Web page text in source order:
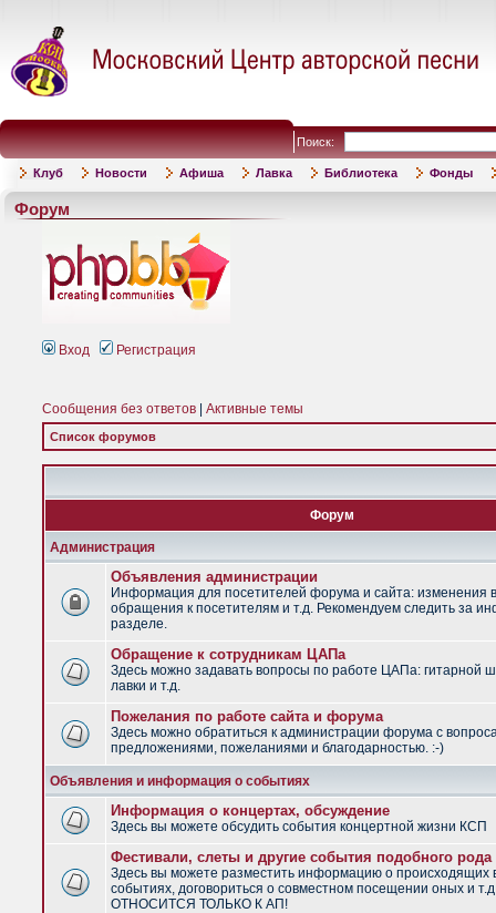
Поиск:
Клуб Новости Афиша Лавка Библиотека Фонды
Форум
Вход Регистрация
Сообщения без ответов Активные темы
Список форумов
Форум
Администрация
Объявления администрации
Информация для посетителей форума и сайта: изменения
обращения к посетителям и т.д. Рекомендуем следить за
разделе.
Обращение к сотрудникам ЦАПа
Здесь можно задавать вопросы по работе ЦАПа: гитарной
лавки и т.д.
Пожелания по работе сайта и форума
Здесь можно обратиться к администрации форума с
предложениями, пожеланиями и благодарностью. :-)
Объявления и информация о событиях
Информация о концертах, обсуждение
Здесь вы можете обсудить события концертной жизни КСП
Фестивали, слеты и другие события подобного рода
Здесь вы можете разместить информацию о
событиях, договориться о совместном посещении оных и
ОТНОСИТСЯ ТОЛЬКО К АП!